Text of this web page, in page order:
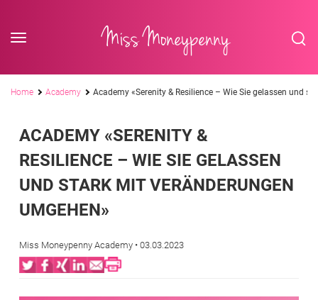
Miss Moneypenny
Pfadnavigation
Home Academy Academy «Serenity & Resilience – Wie Sie gelassen und
ACADEMY «SERENITY &
RESILIENCE – WIE SIE GELASSEN
UND STARK MIT VERÄNDERUNGEN
UMGEHEN»
Miss Moneypenny Academy • 03.03.2023
Twitter
Facebook
XING
LinkedIn
Email
Print